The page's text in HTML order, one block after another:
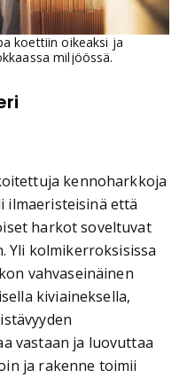
koettiin oikeaksi ja
miljöössä.
kennoharkkoja
ilmaeristeisinä että
harkot soveltuvat
Yli kolmikerroksisissa
vahvaseinäinen
kiviaineksella,
vastaan ja luovuttaa
ja rakenne toimii